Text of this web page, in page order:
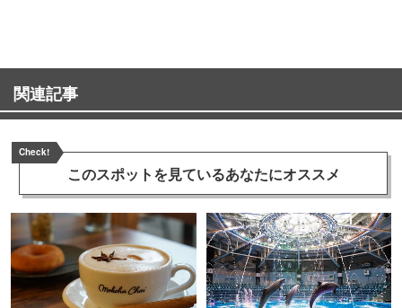
関連記事
Check!
このスポットを見ているあなたにオススメ